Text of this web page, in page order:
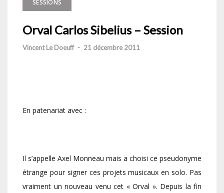
SESSIONS
Orval Carlos Sibelius – Session
Vincent Le Doeuff - 21 décembre 2011
En patenariat avec :
Il s’appelle Axel Monneau mais a choisi ce pseudonyme
étrange pour signer ces projets musicaux en solo. Pas
vraiment un nouveau venu cet « Orval ». Depuis la fin